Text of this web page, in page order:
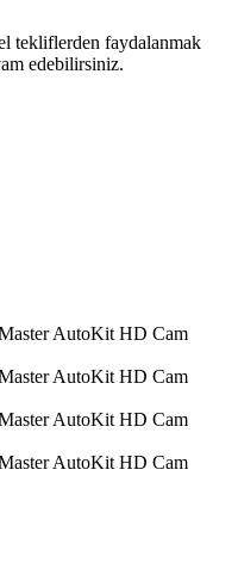
tekliflerden faydalanmak
edebilirsiniz.